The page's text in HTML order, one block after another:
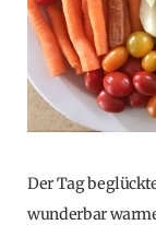
Der Tag
wunderbar